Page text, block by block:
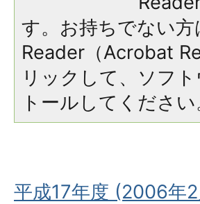
す。お持ちでない
Reader（Acrobat
リックして、ソフ
トールしてください
平成17年度 (2006年